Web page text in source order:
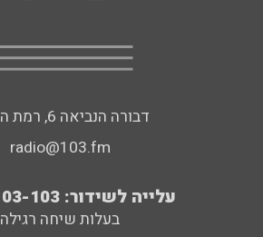
דבורה הנביאה 6, רמת השרון
radio@103.fm
עלייה לשידור: 0552-103-103
בעלות שיחה רגילה